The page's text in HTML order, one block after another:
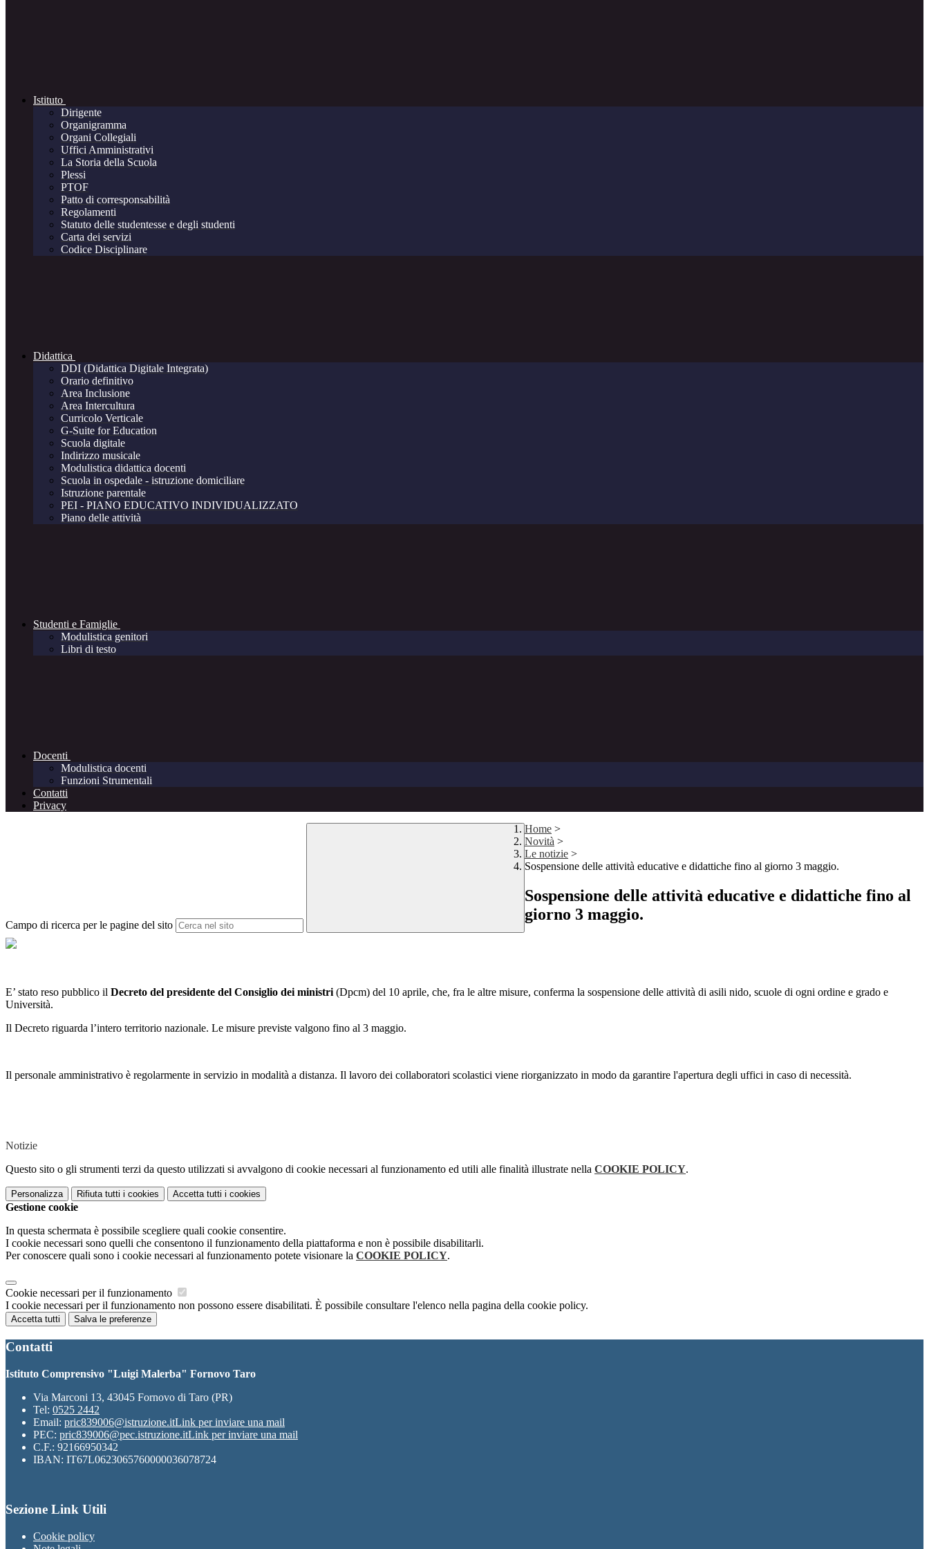
Istituto
Dirigente
Organigramma
Organi Collegiali
Uffici Amministrativi
La Storia della Scuola
Plessi
PTOF
Patto di corresponsabilità
Regolamenti
Statuto delle studentesse e degli studenti
Carta dei servizi
Codice Disciplinare
Didattica
DDI (Didattica Digitale Integrata)
Orario definitivo
Area Inclusione
Area Intercultura
Curricolo Verticale
G-Suite for Education
Scuola digitale
Indirizzo musicale
Modulistica didattica docenti
Scuola in ospedale - istruzione domiciliare
Istruzione parentale
PEI - PIANO EDUCATIVO INDIVIDUALIZZATO
Piano delle attività
Studenti e Famiglie
Modulistica genitori
Libri di testo
Docenti
Modulistica docenti
Funzioni Strumentali
Contatti
Privacy
Campo di ricerca per le pagine del sito
Home >
Novità >
Le notizie >
Sospensione delle attività educative e didattiche fino al giorno 3 maggio.
Sospensione delle attività educative e didattiche fino al
giorno 3 maggio.
E’ stato reso pubblico il Decreto del presidente del Consiglio dei ministri (Dpcm) del 10 aprile, che, fra le altre misure, conferma la sospensione delle attività di asili nido, scuole di ogni ordine e grado e
Università.
Il Decreto riguarda l’intero territorio nazionale. Le misure previste valgono fino al 3 maggio.
Il personale amministrativo è regolarmente in servizio in modalità a distanza. Il lavoro dei collaboratori scolastici viene riorganizzato in modo da garantire l'apertura degli uffici in caso di necessità.
Notizie
Questo sito o gli strumenti terzi da questo utilizzati si avvalgono di cookie necessari al funzionamento ed utili alle finalità illustrate nella COOKIE POLICY.
Personalizza Rifiuta tutti i cookies Accetta tutti i cookies
Gestione cookie
In questa schermata è possibile scegliere quali cookie consentire.
I cookie necessari sono quelli che consentono il funzionamento della piattaforma e non è possibile disabilitarli.
Per conoscere quali sono i cookie necessari al funzionamento potete visionare la COOKIE POLICY.
Cookie necessari per il funzionamento
I cookie necessari per il funzionamento non possono essere disabilitati. È possibile consultare l'elenco nella pagina della cookie policy.
Accetta tutti Salva le preferenze
Contatti
Istituto Comprensivo "Luigi Malerba" Fornovo Taro
Via Marconi 13, 43045 Fornovo di Taro (PR)
Tel: 0525 2442
Email: pric839006@istruzione.itLink per inviare una mail
PEC: pric839006@pec.istruzione.itLink per inviare una mail
C.F.: 92166950342
IBAN: IT67L0623065760000036078724
Sezione Link Utili
Cookie policy